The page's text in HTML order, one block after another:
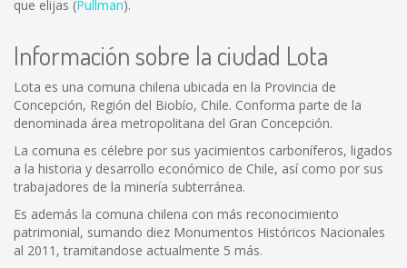
que elijas (Pullman).
Información sobre la ciudad Lota
Lota es una comuna chilena ubicada en la Provincia de
Concepción, Región del Biobío, Chile. Conforma parte de la
denominada área metropolitana del Gran Concepción.
La comuna es célebre por sus yacimientos carboníferos, ligados
a la historia y desarrollo económico de Chile, así como por sus
trabajadores de la minería subterránea.
Es además la comuna chilena con más reconocimiento
patrimonial, sumando diez Monumentos Históricos Nacionales
al 2011, tramitandose actualmente 5 más.